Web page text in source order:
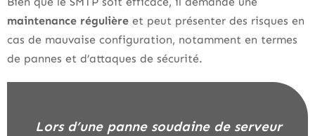
maintenance régulière et peut présenter des risques en
cas de mauvaise configuration, notamment en termes
de pannes et d’attaques de sécurité.
Lors d’une panne soudaine de serveur